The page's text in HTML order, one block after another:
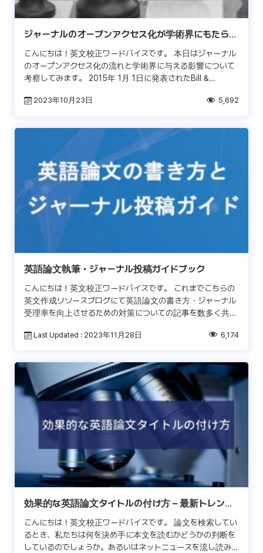
ジャーナルのオープンアクセス化が学術界にもたらす
影響
こんにちは！英文校正ワードバイスです。 本日はジャーナル
のオープンアクセス化の流れと学術界に与える影響について
考察してみます。 2015年 1月 1日に発表されたBill &
2023年10月23日 5,692
英語論文執筆・ジャーナル投稿ガイドブック
こんにちは！英文校正ワードバイスです。 これまでこちらの
英文作成リソースブログにて英語論文の書き方・ジャーナル
受理率を向上させるための対策についての記事を数多く共有
[…]Last Updated : 2023年11月28日 6,174
効果的な英語論文タイトルの付け方 – 最新トレンド
分析
こんにちは！英文校正ワードバイスです。 論文を検索してい
るとき、私たちは何を決め手に本文を読むかどうかの判断を
しているのでしょうか。あるいはネットニュースを流し読みし